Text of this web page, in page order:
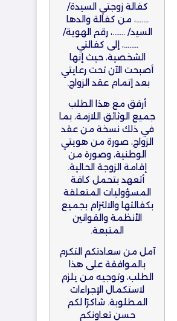
كفالة زوجتي السيدة/
…….، من كفالة والدها
السيد/ …….، رقم الهوية/
……..، إلى كفالتي
الشخصية، حيث إنها
أصبحت الآن تحت رعايتي
بعد إتمام عقد الزواج.
أرفق مع هذا الطلب
جميع الوثائق اللازمة، بما
في ذلك نسخة من عقد
الزواج، صورة من هويتي
الوطنية، وصورة من
إقامة الزوجة الحالية.
أتعهد بتحمل كافة
المسؤوليات المتعلقة
بكفالتها والالتزام بجميع
الأنظمة والقوانين
المتبعة.
آمل من سعادتكم التكرم
بالموافقة على هذا
الطلب، وتوجيه من يلزم
لاستكمال الإجراءات
المطلوبة. شاكرًا لكم
حسن تعاونكم